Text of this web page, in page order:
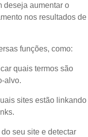
deseja aumentar o
nos resultados de
funções, como:
quais termos são
alvo.
sites estão linkando
seu site e detectar